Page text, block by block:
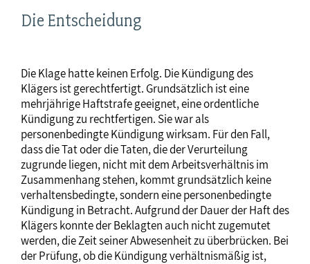
Die Entscheidung
Die Klage hatte keinen Erfolg. Die Kündigung des
Klägers ist gerechtfertigt. Grundsätzlich ist eine
mehrjährige Haftstrafe geeignet, eine ordentliche
Kündigung zu rechtfertigen. Sie war als
personenbedingte Kündigung wirksam. Für den Fall,
dass die Tat oder die Taten, die der Verurteilung
zugrunde liegen, nicht mit dem Arbeitsverhältnis im
Zusammenhang stehen, kommt grundsätzlich keine
verhaltensbedingte, sondern eine personenbedingte
Kündigung in Betracht. Aufgrund der Dauer der Haft des
Klägers konnte der Beklagten auch nicht zugemutet
werden, die Zeit seiner Abwesenheit zu überbrücken. Bei
der Prüfung, ob die Kündigung verhältnismäßig ist,